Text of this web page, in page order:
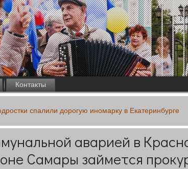
Контакты
спалили дорогую иномарку в Екатеринбурге
аварией в
Самары займется